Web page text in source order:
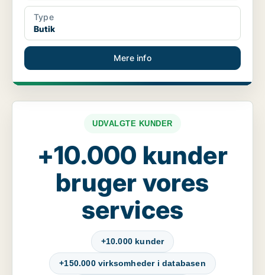
Type
Butik
Mere info
UDVALGTE KUNDER
+10.000 kunder
bruger vores
services
+10.000 kunder
+150.000 virksomheder i databasen